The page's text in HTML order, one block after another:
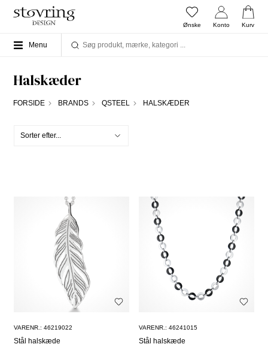
Ønske Konto Kurv
Menu
Halskæder
FORSIDE BRANDS QSTEEL HALSKÆDER
VARENR.: 46219022
Stål halskæde
VARENR.: 46241015
Stål halskæde